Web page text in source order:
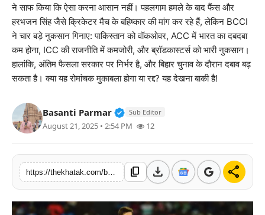
भारत
बॉलीवुड
खेल
लाइफस्टाइल
ने साफ किया कि ऐसा करना आसान नहीं। पहलगाम हमले के बाद फैंस और
हरभजन सिंह जैसे क्रिकेटर मैच के बहिष्कार की मांग कर रहे हैं, लेकिन BCCI
ने चार बड़े नुकसान गिनाए: पाकिस्तान को वॉकओवर, ACC में भारत का दबदबा
कम होना, ICC की राजनीति में कमजोरी, और ब्रॉडकास्टर्स को भारी नुकसान।
हालांकि, अंतिम फैसला सरकार पर निर्भर है, और बिहार चुनाव के दौरान दबाव बढ़
सकता है। क्या यह रोमांचक मुकाबला होगा या रद्द? यह देखना बाकी है!
Basanti Parmar Verified Public Figure • 11 Jun,
Sub Editor
August 21, 2025 • 2:54 PM 12
content_copy download share